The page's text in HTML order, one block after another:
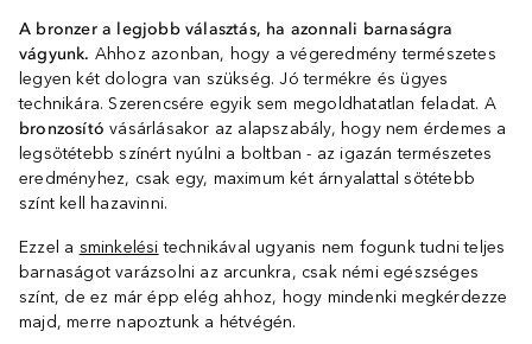
A bronzer a legjobb választás, ha azonnali barnaságra
vágyunk. Ahhoz azonban, hogy a végeredmény természetes
legyen két dologra van szükség. Jó termékre és ügyes
technikára. Szerencsére egyik sem megoldhatatlan feladat. A
bronzosító vásárlásakor az alapszabály, hogy nem érdemes a
legsötétebb színért nyúlni a boltban - az igazán természetes
eredményhez, csak egy, maximum két árnyalattal sötétebb
színt kell hazavinni.
Ezzel a sminkelési technikával ugyanis nem fogunk tudni teljes
barnaságot varázsolni az arcunkra, csak némi egészséges
színt, de ez már épp elég ahhoz, hogy mindenki megkérdezze
majd, merre napoztunk a hétvégén.